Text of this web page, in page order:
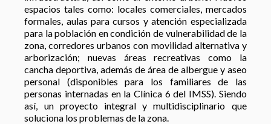
espacios tales como: locales comerciales, mercados
formales, aulas para cursos y atención especializada
para la población en condición de vulnerabilidad de la
zona, corredores urbanos con movilidad alternativa y
arborización; nuevas áreas recreativas como la
cancha deportiva, además de área de albergue y aseo
personal (disponibles para los familiares de las
personas internadas en la Clínica 6 del IMSS). Siendo
así, un proyecto integral y multidisciplinario que
soluciona los problemas de la zona.